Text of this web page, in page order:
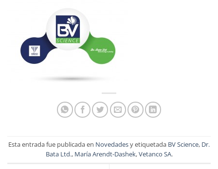
Esta entrada fue publicada en Novedadesy etiquetada BV Science, Dr.
Bata Ltd., María Arendt-Dashek,Vetanco SA.